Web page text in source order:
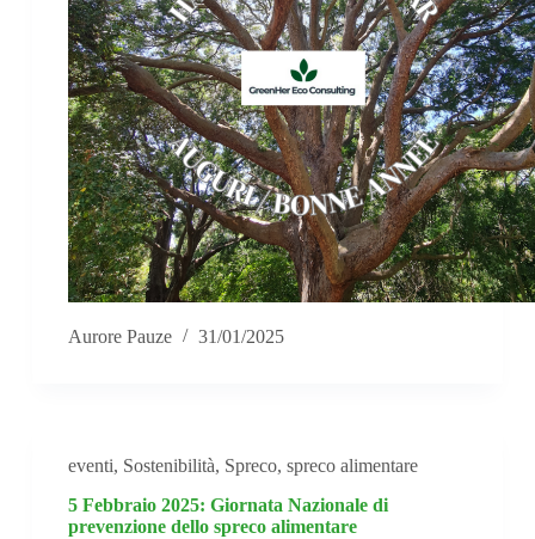
Aurore Pauze 31/01/2025
eventi, Sostenibilità, Spreco, spreco alimentare
5 Febbraio 2025: Giornata Nazionale di
prevenzione dello spreco alimentare